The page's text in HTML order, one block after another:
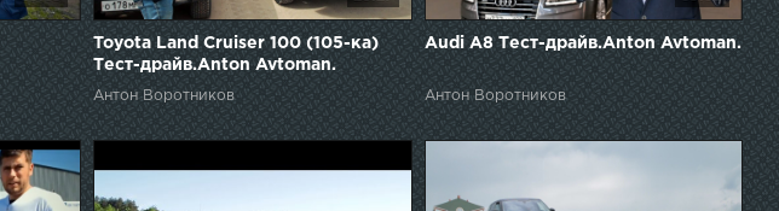
Toyota Land Cruiser 100 (105-ка)
Тест-драйв.Anton Avtoman.
Антон Воротников
Audi A8 Тест-драйв.Anton Avtoman.
Антон Воротников